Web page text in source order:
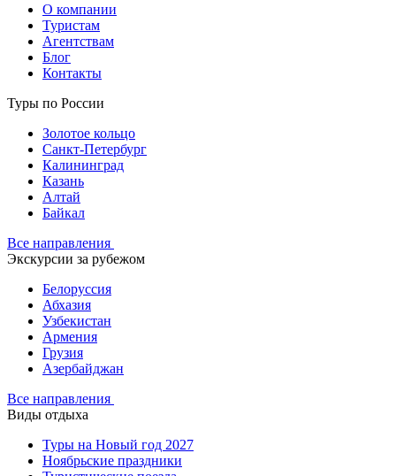
О компании
Туристам
Агентствам
Блог
Контакты
Туры по России
Золотое кольцо
Санкт-Петербург
Калининград
Казань
Алтай
Байкал
Все направления
Экскурсии за рубежом
Белоруссия
Абхазия
Узбекистан
Армения
Грузия
Азербайджан
Все направления
Виды отдыха
Туры на Новый год 2027
Ноябрьские праздники